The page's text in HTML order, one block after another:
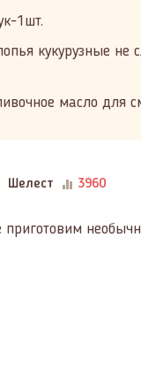
1шт.
кукурузные не
масло для
Шелест 3960